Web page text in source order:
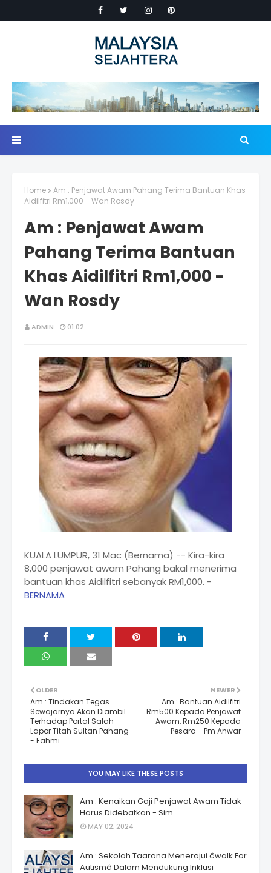
Home
Am : Penjawat Awam Pahang Terima Bantuan Khas
Aidilfitri Rm1,000 - Wan Rosdy
Am : Penjawat Awam
Pahang Terima Bantuan
Khas Aidilfitri Rm1,000 -
Wan Rosdy
ADMIN 01:02
KUALA LUMPUR, 31 Mac (Bernama) -- Kira-kira
8,000 penjawat awam Pahang bakal menerima
bantuan khas Aidilfitri sebanyak RM1,000. -
BERNAMA
NEWER
Am : Bantuan Aidilfitri
Rm500 Kepada Penjawat
Awam, Rm250 Kepada
Pesara - Pm Anwar
OLDER
Am : Tindakan Tegas
Sewajarnya Akan Diambil
Terhadap Portal Salah
Lapor Titah Sultan Pahang
- Fahmi
YOU MAY LIKE THESE POSTS
Am : Kenaikan Gaji Penjawat Awam Tidak
Harus Didebatkan - Sim
MAY 02, 2024
Am : Sekolah Taarana Menerajui âwalk For
Autismâ Dalam Mendukung Inklusi